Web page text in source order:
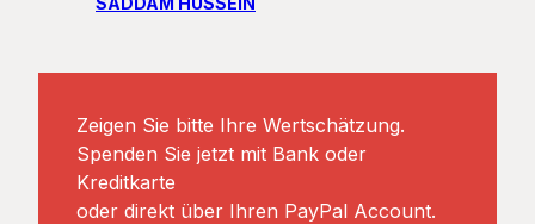
Zeigen Sie bitte Ihre Wertschätzung.
Spenden Sie jetzt mit Bank oder
Kreditkarte
oder direkt über Ihren PayPal Account.